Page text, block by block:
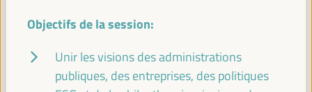
Sala París -09:1511:00
Initiatives locales d’économie circulaire :
expériences internationales
Objectifs de la session:
Unir les visions des administrations
publiques, des entreprises, des politiques